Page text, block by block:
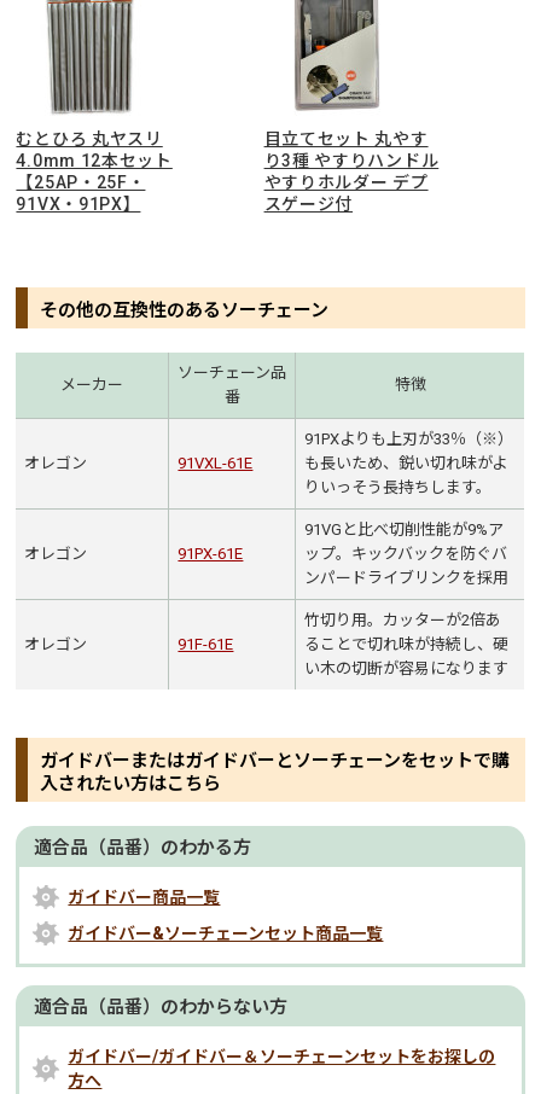
むとひろ 丸ヤスリ
4.0mm 12本セット
【25AP・25F・
91VX・91PX】
目立てセット 丸やす
り3種 やすりハンドル
やすりホルダー デプ
スゲージ付
その他の互換性のあるソーチェーン
メーカー
ソーチェーン品
番
特徴
オレゴン 91VXL-61E
91PXよりも上刃が33％（※）
も長いため、鋭い切れ味がよ
りいっそう長持ちします。
オレゴン 91PX-61E
91VGと比べ切削性能が9%ア
ップ。キックバックを防ぐバ
ンパードライブリンクを採用
オレゴン 91F-61E
竹切り用。カッターが2倍あ
ることで切れ味が持続し、硬
い木の切断が容易になります
ガイドバーまたはガイドバーとソーチェーンをセットで購
入されたい方はこちら
適合品（品番）のわかる方
ガイドバー商品一覧
ガイドバー&ソーチェーンセット商品一覧
適合品（品番）のわからない方
ガイドバー/ガイドバー＆ソーチェーンセットをお探しの
方へ